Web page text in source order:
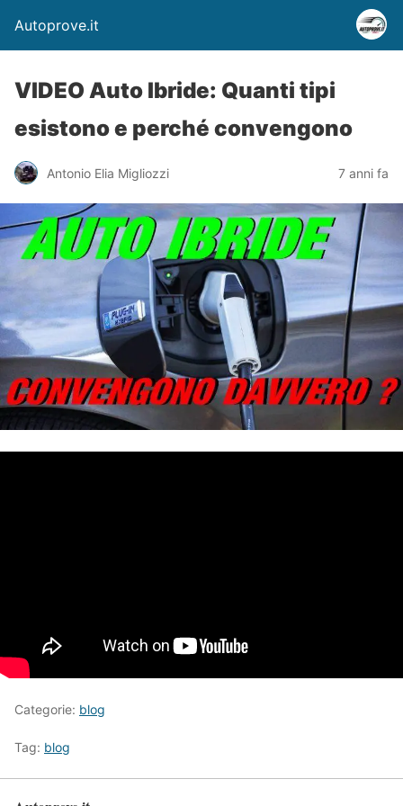
Autoprove.it
VIDEO Auto Ibride: Quanti tipi
esistono e perché convengono
Antonio Elia Migliozzi 7 anni fa
Categorie: blog
Tag: blog